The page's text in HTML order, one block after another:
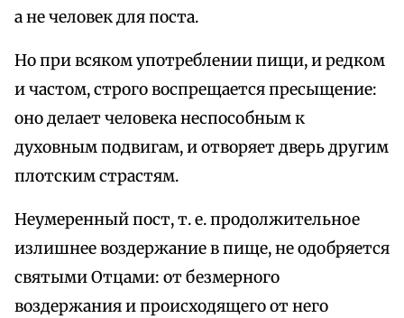
а не человек для поста.
Но при всяком употреблении пищи, и редком
и частом, строго воспрещается пресыщение:
оно делает человека неспособным к
духовным подвигам, и отворяет дверь другим
плотским страстям.
Неумеренный пост, т. е. продолжительное
излишнее воздержание в пище, не одобряется
святыми Отцами: от безмерного
воздержания и происходящего от него